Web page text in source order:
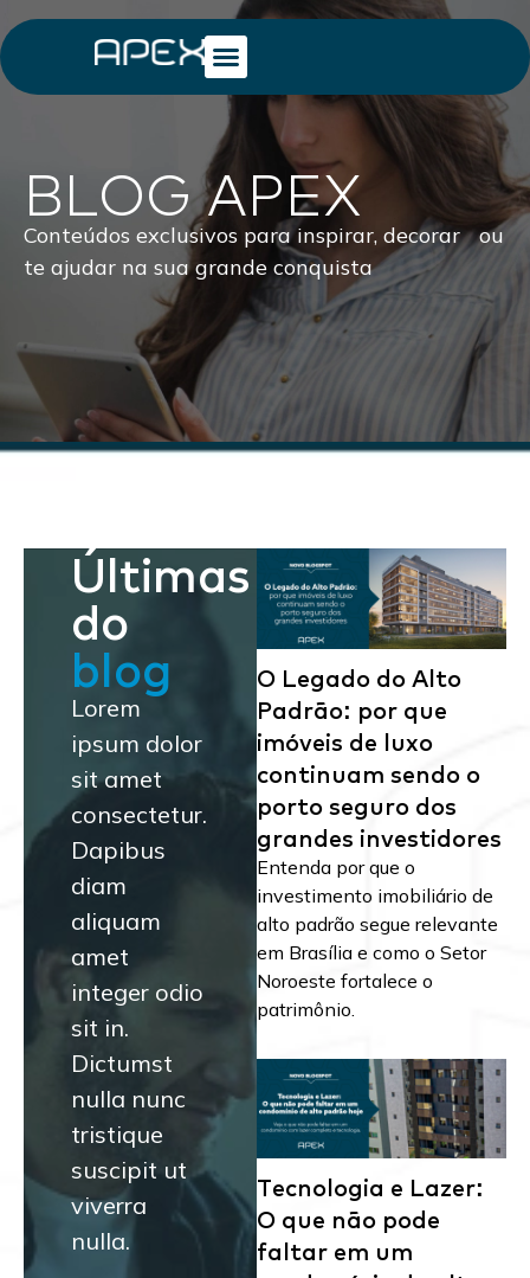
BLOG APEX
Conteúdos exclusivos para inspirar, decorar ou
te ajudar na sua grande conquista
Últimas
do
blog
Lorem
ipsum dolor
sit amet
consectetur.
Dapibus
diam
aliquam
amet
integer odio
sit in.
Dictumst
nulla nunc
tristique
suscipit ut
viverra
nulla.
O Legado do Alto
Padrão: por que
imóveis de luxo
continuam sendo o
porto seguro dos
grandes investidores
Entenda por que o
investimento imobiliário de
alto padrão segue relevante
em Brasília e como o Setor
Noroeste fortalece o
patrimônio.
Tecnologia e Lazer:
O que não pode
faltar em um